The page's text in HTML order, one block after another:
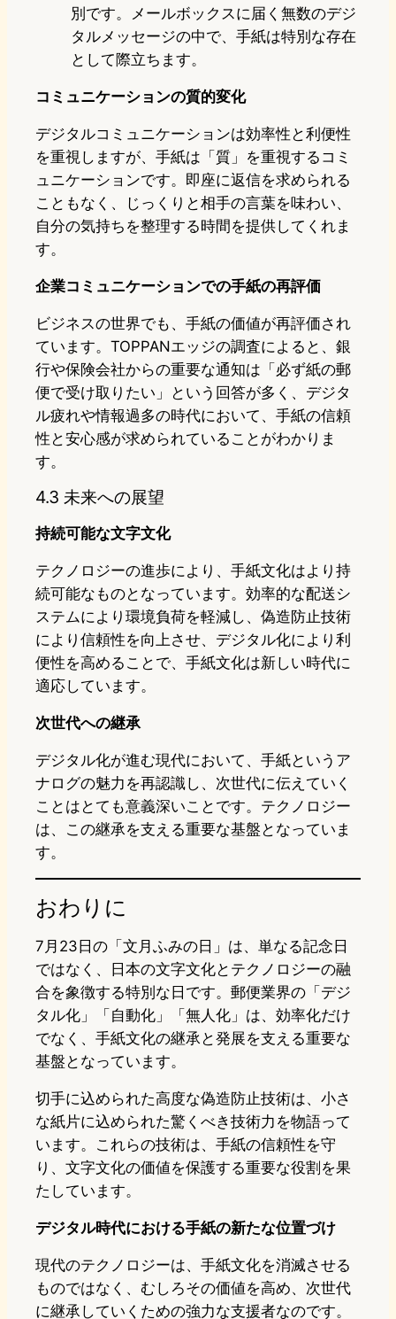
別です。メールボックスに届く無数のデジ
タルメッセージの中で、手紙は特別な存在
として際立ちます。
コミュニケーションの質的変化
デジタルコミュニケーションは効率性と利便性
を重視しますが、手紙は「質」を重視するコミ
ュニケーションです。即座に返信を求められる
こともなく、じっくりと相手の言葉を味わい、
自分の気持ちを整理する時間を提供してくれま
す。
企業コミュニケーションでの手紙の再評価
ビジネスの世界でも、手紙の価値が再評価され
ています。TOPPANエッジの調査によると、銀
行や保険会社からの重要な通知は「必ず紙の郵
便で受け取りたい」という回答が多く、デジタ
ル疲れや情報過多の時代において、手紙の信頼
性と安心感が求められていることがわかりま
す。
4.3 未来への展望
持続可能な文字文化
テクノロジーの進歩により、手紙文化はより持
続可能なものとなっています。効率的な配送シ
ステムにより環境負荷を軽減し、偽造防止技術
により信頼性を向上させ、デジタル化により利
便性を高めることで、手紙文化は新しい時代に
適応しています。
次世代への継承
デジタル化が進む現代において、手紙というア
ナログの魅力を再認識し、次世代に伝えていく
ことはとても意義深いことです。テクノロジー
は、この継承を支える重要な基盤となっていま
す。
おわりに
7月23日の「文月ふみの日」は、単なる記念日
ではなく、日本の文字文化とテクノロジーの融
合を象徴する特別な日です。郵便業界の「デジ
タル化」「自動化」「無人化」は、効率化だけ
でなく、手紙文化の継承と発展を支える重要な
基盤となっています。
切手に込められた高度な偽造防止技術は、小さ
な紙片に込められた驚くべき技術力を物語って
います。これらの技術は、手紙の信頼性を守
り、文字文化の価値を保護する重要な役割を果
たしています。
デジタル時代における手紙の新たな位置づけ
現代のテクノロジーは、手紙文化を消滅させる
ものではなく、むしろその価値を高め、次世代
に継承していくための強力な支援者なのです。